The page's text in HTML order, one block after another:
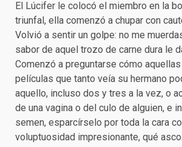
El Lúcifer le colocó el miembro en la
triunfal, ella comenzó a chupar con
Volvió a sentir un golpe: no me
sabor de aquel trozo de carne dura le
Comenzó a preguntarse cómo
películas que tanto veía su hermano
aquello, incluso dos y tres a la vez, o
de una vagina o del culo de alguien, e
semen, esparcírselo por toda la cara
voluptuosidad impresionante, qué